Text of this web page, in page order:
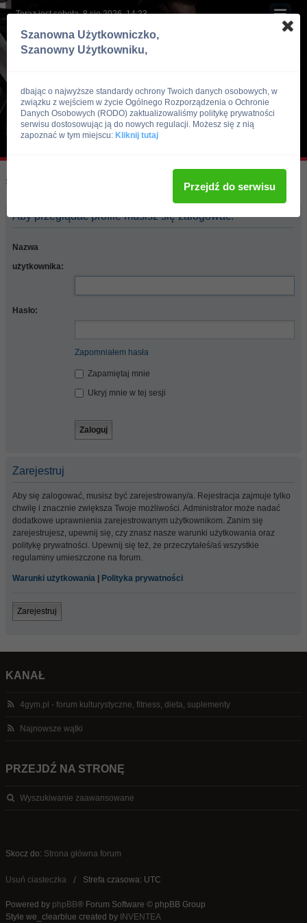
Teraz jest sobota, 8 sie 2026, 14:23
Skocz do:
Aby przeglądać profile musisz się zalogować.
Nazwa
użytkownika:
Hasło:
Zapomniałem hasła
Zapamiętaj mnie
Ukryj mnie w tej sesji
Zarejestruj
Aby się zalogować, musisz być zarejestrowany/a. Rejestracja zajmuje tylko
chwilę i znacznie zwiększa Twoje możliwości. Administrator może nadać
dodatkowe uprawnienia zarejestrowanym użytkownikom. Zanim się
zarejestrujesz, upewnij się, czy znasz nasze warunki użytkowania oraz
politykę prywatności. Upewnij się też, że przeczytałeś/aś wszystkie
regulaminy umieszczone na forum.
Warunki użytkowania Polityka prywatności
Zarejestruj
KANAŁ
4gym.pl - forum kulturystyczne, fitness, dieta, suplementy
Najnowsze wątki
PRZEJDŹ NA STRONĘ
Wyszukiwanie zaawansowane
Skocz do: Strona główna forum
Usuń ciasteczka Strefa czasowa: UTC
Powered by phpBB® Forum Software © phpBB Group
Style we_clearblue created by INVENTEA
Szanowna Użytkowniczko,
Szanowny Użytkowniku,
dbając o najwyższe standardy ochrony Twoich danych osobowych, w
związku z wejściem w życie Ogólnego Rozporządzenia o Ochronie
Danych Osobowych (RODO) zaktualizowaliśmy politykę prywatności
serwisu dostosowując ją do nowych regulacji. Możesz się z nią
zapoznać w tym miejscu: Kliknij tutaj
Przejdź do serwisu